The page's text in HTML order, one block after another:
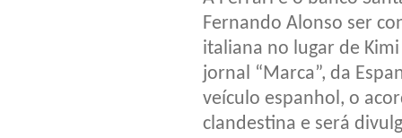
Fernando Alonso ser
italiana no lugar de
jornal “Marca”, da
veículo espanhol, o
clandestina e será